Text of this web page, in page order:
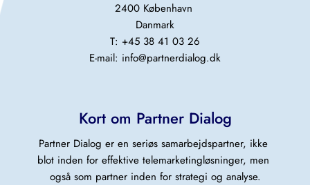
2400 København
Danmark
T: +45 38 41 03 26
E-mail: info@partnerdialog.dk
Kort om Partner Dialog
Partner Dialog er en seriøs samarbejdspartner, ikke
blot inden for effektive telemarketingløsninger, men
også som partner inden for strategi og analyse.